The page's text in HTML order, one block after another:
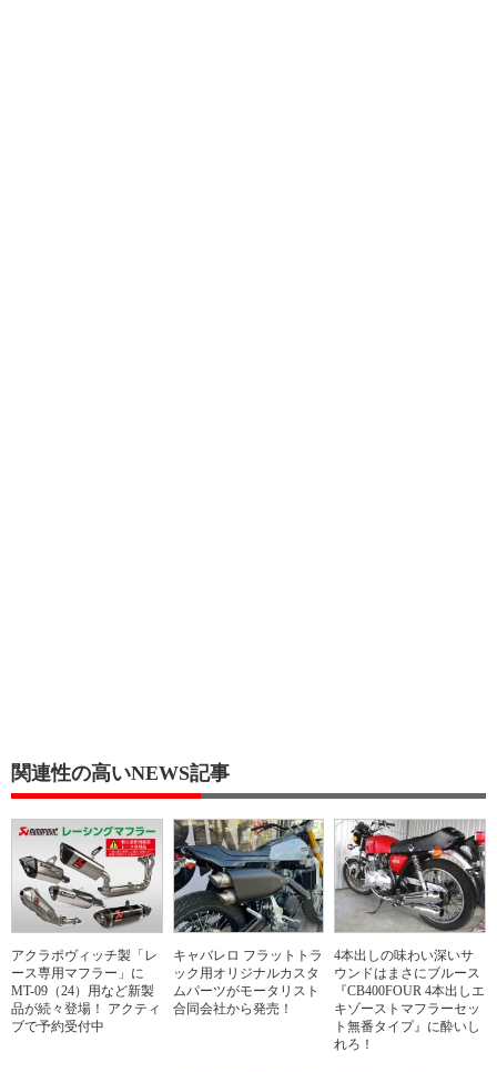
関連性の高いNEWS記事
アクラポヴィッチ製「レ
ース専用マフラー」に
MT-09（24）用など新製
品が続々登場！ アクティ
ブで予約受付中
キャバレロ フラットトラ
ック用オリジナルカスタ
ムパーツがモータリスト
合同会社から発売！
4本出しの味わい深いサ
ウンドはまさにブルース
『CB400FOUR 4本出しエ
キゾーストマフラーセッ
ト無番タイプ』に酔いし
れろ！